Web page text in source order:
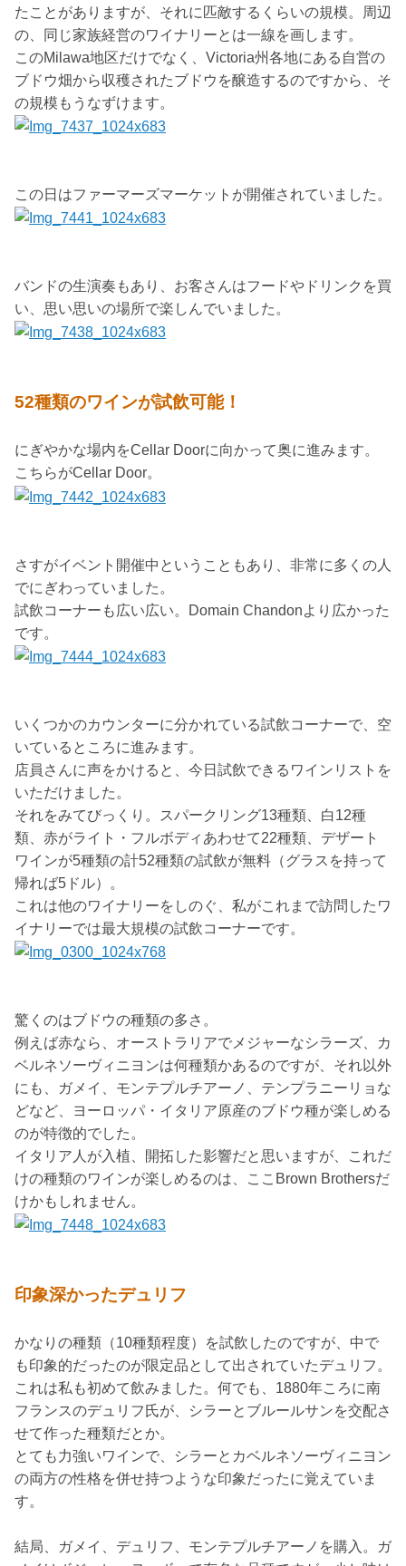
たことがありますが、それに匹敵するくらいの規模。周辺
の、同じ家族経営のワイナリーとは一線を画します。
このMilawa地区だけでなく、Victoria州各地にある自営の
ブドウ畑から収穫されたブドウを醸造するのですから、そ
の規模もうなずけます。
この日はファーマーズマーケットが開催されていました。
バンドの生演奏もあり、お客さんはフードやドリンクを買
い、思い思いの場所で楽しんでいました。
52種類のワインが試飲可能！
にぎやかな場内をCellar Doorに向かって奥に進みます。
こちらがCellar Door。
さすがイベント開催中ということもあり、非常に多くの人
でにぎわっていました。
試飲コーナーも広い広い。Domain Chandonより広かった
です。
いくつかのカウンターに分かれている試飲コーナーで、空
いているところに進みます。
店員さんに声をかけると、今日試飲できるワインリストを
いただけました。
それをみてびっくり。スパークリング13種類、白12種
類、赤がライト・フルボディあわせて22種類、デザート
ワインが5種類の計52種類の試飲が無料（グラスを持って
帰れば5ドル）。
これは他のワイナリーをしのぐ、私がこれまで訪問したワ
イナリーでは最大規模の試飲コーナーです。
驚くのはブドウの種類の多さ。
例えば赤なら、オーストラリアでメジャーなシラーズ、カ
ベルネソーヴィニヨンは何種類かあるのですが、それ以外
にも、ガメイ、モンテプルチアーノ、テンプラニーリョな
どなど、ヨーロッパ・イタリア原産のブドウ種が楽しめる
のが特徴的でした。
イタリア人が入植、開拓した影響だと思いますが、これだ
けの種類のワインが楽しめるのは、ここBrown Brothersだ
けかもしれません。
印象深かったデュリフ
かなりの種類（10種類程度）を試飲したのですが、中で
も印象的だったのが限定品として出されていたデュリフ。
これは私も初めて飲みました。何でも、1880年ころに南
フランスのデュリフ氏が、シラーとブルールサンを交配さ
せて作った種類だとか。
とても力強いワインで、シラーとカベルネソーヴィニヨン
の両方の性格を併せ持つような印象だったに覚えていま
す。
結局、ガメイ、デュリフ、モンテプルチアーノを購入。ガ